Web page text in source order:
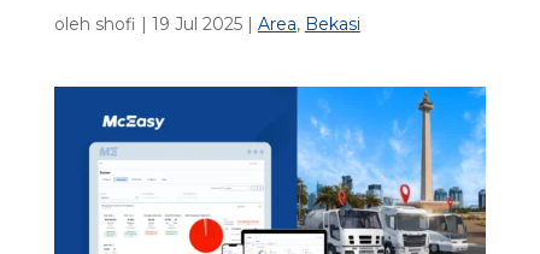
oleh shofi | 19 Jul 2025| Area, Bekasi